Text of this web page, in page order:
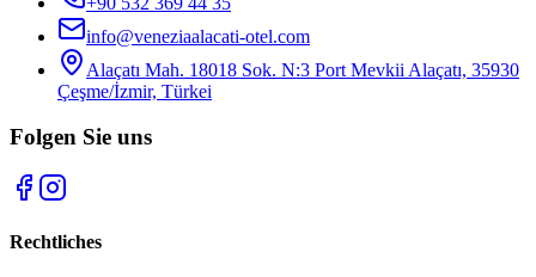
info@veneziaalacati-otel.com
Alaçatı Mah. 18018 Sok. N:3 Port Mevkii Alaçatı, 35930
Çeşme/İzmir, Türkei
Folgen Sie uns
Rechtliches